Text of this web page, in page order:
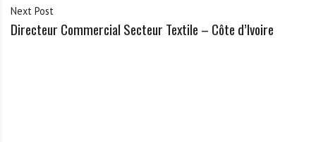
Next Post
Directeur Commercial Secteur Textile – Côte d’Ivoire